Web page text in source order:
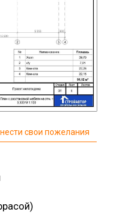
свои пожелания